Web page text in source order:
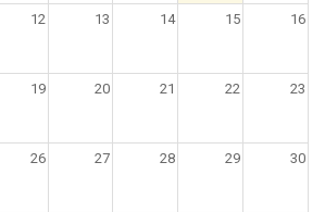
12 13 14 15 16
19 20 21 22 23
26 27 28 29 30